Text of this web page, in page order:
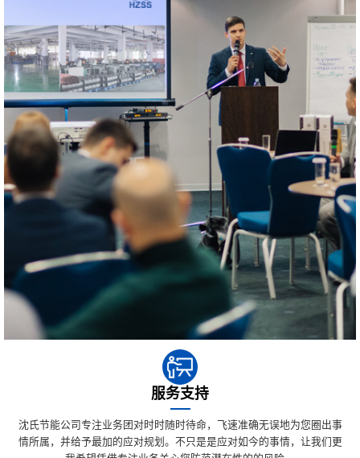
服务支持
沈氏节能公司专注业务团对时时随时待命，飞速准确无误地为您圈出事
情所属，并给予最加的应对规划。不只是是应对如今的事情，让我们更